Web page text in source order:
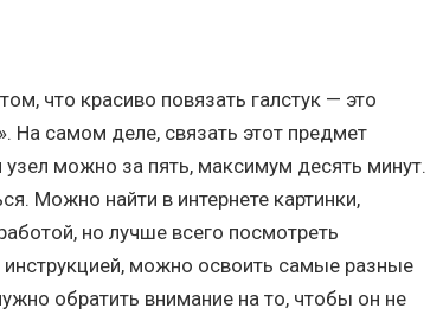
что красиво повязать галстук — это
На самом деле, связать этот предмет
можно за пять, максимум десять минут.
Можно найти в интернете картинки,
но лучше всего посмотреть
можно освоить самые разные
обратить внимание на то, чтобы он не